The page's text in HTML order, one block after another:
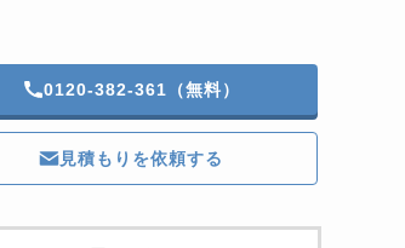
0120-382-361（無料）
見積もりを依頼する